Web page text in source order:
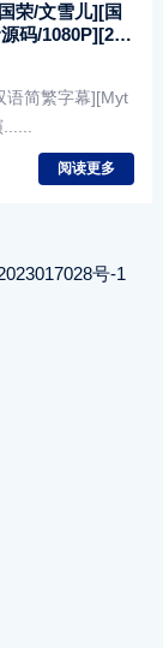
荣/文雪儿][国
码/1080P][20
语简繁字幕][Myt
阅读更多
号-1